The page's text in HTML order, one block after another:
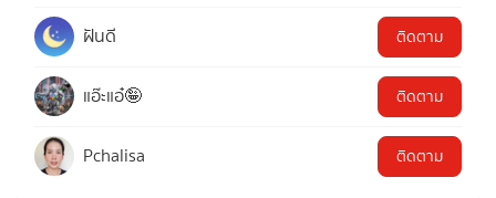
ฝันดี ติดตาม
แอ๊ะแอ๋🤪 ติดตาม
Pchalisa ติดตาม